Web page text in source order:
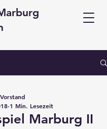
Marburg II
1 Min. Lesezeit